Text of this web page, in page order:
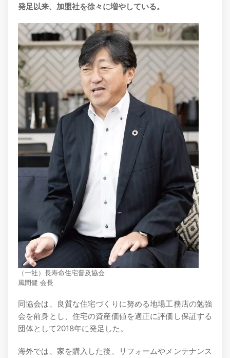
発足以来、加盟社を徐々に増やしている。
（一社）長寿命住宅普及協会
風間健 会長
同協会は、良質な住宅づくりに努める地場工務店の勉強
会を前身とし、住宅の資産価値を適正に評価し保証する
団体として2018年に発足した。
海外では、家を購入した後、リフォームやメンテナンス